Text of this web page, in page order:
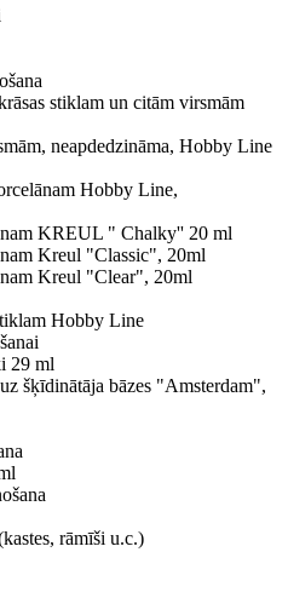
stiklam un citām virsmām
neapdedzināma, Hobby Line
Hobby Line,
KREUL " Chalky'' 20 ml
Kreul "Classic", 20ml
Kreul "Clear", 20ml
Hobby Line
29 ml
šķīdinātāja bāzes "Amsterdam",
rāmīši u.c.)